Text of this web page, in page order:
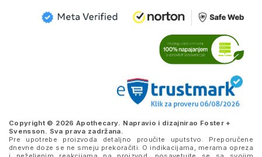
Copyright © 2026 Apothecary. Napravio i dizajnirao Foster +
Svensson. Sva prava zadržana.
Pre upotrebe proizvoda detaljno proučite uputstvo. Preporučene
dnevne doze se ne smeju prekoračiti. O indikacijama, merama opreza